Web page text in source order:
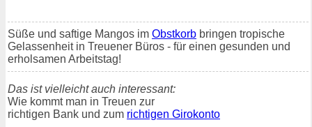
Süße und saftige Mangos im Obstkorb bringen tropische
Gelassenheit in Treuener Büros - für einen gesunden und
erholsamen Arbeitstag!
Das ist vielleicht auch interessant:
Wie kommt man in Treuen zur
richtigen Bank und zum richtigen Girokonto